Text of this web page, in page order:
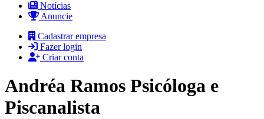
Notícias
Anuncie
Cadastrar empresa
Fazer login
Criar conta
Andréa Ramos Psicóloga e
Piscanalista